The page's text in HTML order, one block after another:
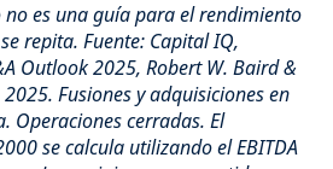
es una guía para el rendimiento
repita. Fuente: Capital IQ,
Outlook 2025, Robert W. Baird &
Fusiones y adquisiciones en
Operaciones cerradas. El
se calcula utilizando el EBITDA